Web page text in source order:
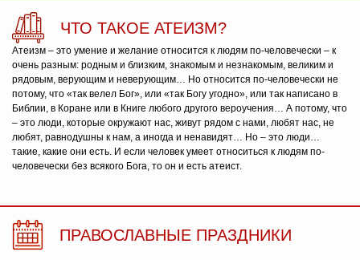
ЧТО ТАКОЕ АТЕИЗМ?
Атеизм – это умение и желание относится к людям по-человечески – к
очень разным: родным и близким, знакомым и незнакомым, великим и
рядовым, верующим и неверующим… Но относится по-человечески не
потому, что «так велел Бог», или «так Богу угодно», или так написано в
Библии, в Коране или в Книге любого другого вероучения… А потому, что
– это люди, которые окружают нас, живут рядом с нами, любят нас, не
любят, равнодушны к нам, а иногда и ненавидят… Но – это люди…
такие, какие они есть. И если человек умеет относиться к людям по-
человечески без всякого Бога, то он и есть атеист.
ПРАВОСЛАВНЫЕ ПРАЗДНИКИ